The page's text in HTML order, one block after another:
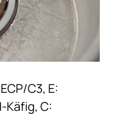
C3, E:
Käfig, C: